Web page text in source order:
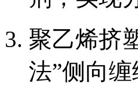
聚乙烯挤
法”侧向